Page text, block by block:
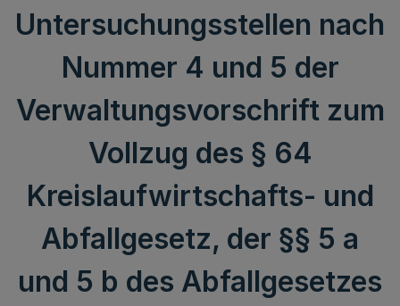
Untersuchungsstellen nach
Nummer 4 und 5 der
Verwaltungsvorschrift zum
Vollzug des § 64
Kreislaufwirtschafts- und
Abfallgesetz, der §§ 5 a
und 5 b des Abfallgesetzes